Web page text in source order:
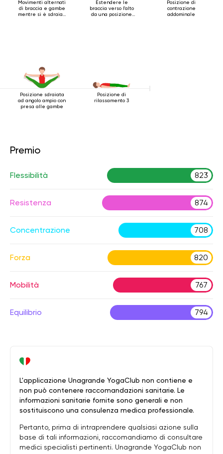
Movimenti alternati
di braccia e gambe
mentre si è sdraiati
Estendere le
braccia verso l'alto
da una posizione
Posizione di
contrazione
addominale
Posizione sdraiata
ad angolo ampio con
presa alle gambe
Posizione di
rilassamento 3
Premio
Flessibilità 823
Resistenza 874
Concentrazione 708
Forza 820
Mobilità 767
Equilibrio 794
L'applicazione Unagrande YogaClub non contiene e
non può contenere raccomandazioni sanitarie. Le
informazioni sanitarie fornite sono generali e non
sostituiscono una consulenza medica professionale.
Pertanto, prima di intraprendere qualsiasi azione sulla
base di tali informazioni, raccomandiamo di consultare
medici specialisti pertinenti. Unagrande YogaClub non